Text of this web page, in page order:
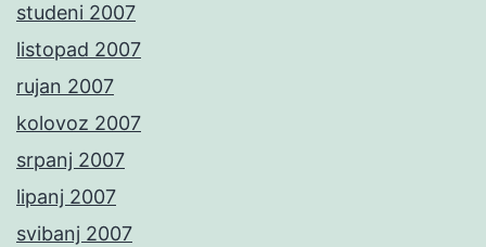
studeni 2007
listopad 2007
rujan 2007
kolovoz 2007
srpanj 2007
lipanj 2007
svibanj 2007